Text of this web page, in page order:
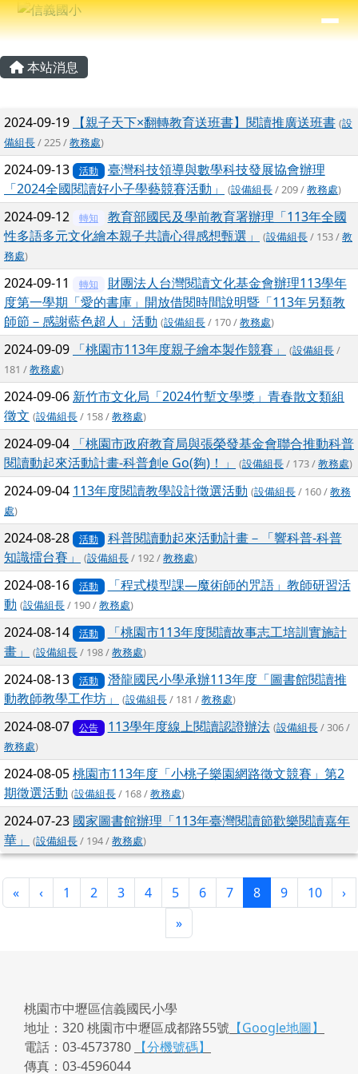
跳至主內容區
信義國小
⏸
導覽列
主內容區域
本站消息
文章列表
2024-09-19 【親子天下×翻轉教育送班書】閱讀推廣送班書 (設
備組長/ 225 /教務處)
2024-09-13 活動
臺灣科技領導與數學科技發展協會辦理
「2024全國閱讀好小子學藝競賽活動」
(設備組長/ 209 /教務處)
2024-09-12 轉知
教育部國民及學前教育署辦理「113年全國
性多語多元文化繪本親子共讀心得感想甄選」
(設備組長/ 153 /教
務處)
2024-09-11 轉知
財團法人台灣閱讀文化基金會辦理113學年
度第一學期「愛的書庫」開放借閱時間說明暨「113年另類教
師節－感謝藍色超人」活動 (設備組長/ 170 /教務處)
2024-09-09 「桃園市113年度親子繪本製作競賽」 (設備組長/
181 /教務處)
2024-09-06 新竹市文化局「2024竹塹文學獎」青春散文類組
徵文 (設備組長/ 158 /教務處)
2024-09-04 「桃園市政府教育局與張榮發基金會聯合推動科普
閱讀動起來活動計畫-科普創e Go(夠)！」
(設備組長/ 173 /教務處)
2024-09-04 113年度閱讀教學設計徵選活動 (設備組長/ 160 /教務
處)
2024-08-28 活動
科普閱讀動起來活動計畫－「響科普-科普
知識擂台賽」
(設備組長/ 192 /教務處)
2024-08-16 活動
「程式模型課—魔術師的咒語」教師研習活
動 (設備組長/ 190 /教務處)
2024-08-14 活動
「桃園市113年度閱讀故事志工培訓實施計
畫」
(設備組長/ 198 /教務處)
2024-08-13 活動
潛龍國民小學承辦113年度「圖書館閱讀推
動教師教學工作坊」
(設備組長/ 181 /教務處)
2024-08-07 公告 113學年度線上閱讀認證辦法 (設備組長/ 306 /
教務處)
2024-08-05桃園市113年度「小桃子樂園網路徵文競賽」第2
期徵選活動 (設備組長/ 168 /教務處)
2024-07-23 國家圖書館辦理「113年臺灣閱讀節歡樂閱讀嘉年
華」
(設備組長/ 194 /教務處)
«第一頁
‹上一頁
1 2 3 4 5 6 7 8(目前頁次)
9 10 ›
»最後頁
頁尾區域
桃園市中壢區信義國民小學
地址：320 桃園市中壢區成都路55號 【Google地圖】
電話：03-4573780
【分機號碼】
傳真：03-4596044